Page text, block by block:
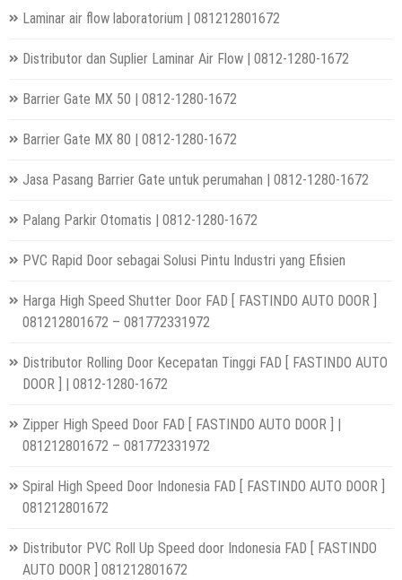
Laminar air flow laboratorium | 081212801672
Distributor dan Suplier Laminar Air Flow | 0812-1280-1672
Barrier Gate MX 50 | 0812-1280-1672
Barrier Gate MX 80 | 0812-1280-1672
Jasa Pasang Barrier Gate untuk perumahan | 0812-1280-1672
Palang Parkir Otomatis | 0812-1280-1672
PVC Rapid Door sebagai Solusi Pintu Industri yang Efisien
Harga High Speed Shutter Door FAD [ FASTINDO AUTO DOOR ]
081212801672 – 081772331972
Distributor Rolling Door Kecepatan Tinggi FAD [ FASTINDO AUTO
DOOR ] | 0812-1280-1672
Zipper High Speed Door FAD [ FASTINDO AUTO DOOR ] |
081212801672 – 081772331972
Spiral High Speed Door Indonesia FAD [ FASTINDO AUTO DOOR ]
081212801672
Distributor PVC Roll Up Speed door Indonesia FAD [ FASTINDO
AUTO DOOR ] 081212801672